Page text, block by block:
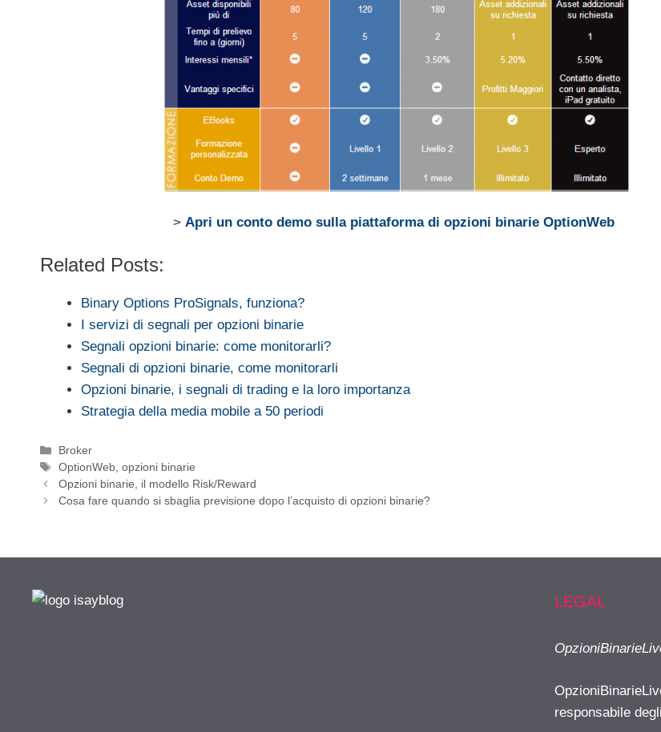
> Apri un conto demo sulla piattaforma di opzioni binarie OptionWeb
Related Posts:
Binary Options ProSignals, funziona?
I servizi di segnali per opzioni binarie
Segnali opzioni binarie: come monitorarli?
Segnali di opzioni binarie, come monitorarli
Opzioni binarie, i segnali di trading e la loro importanza
Strategia della media mobile a 50 periodi
Categorie
Broker
Tag
OptionWeb,opzioni binarie
Opzioni binarie, il modello Risk/Reward
Cosa fare quando si sbaglia previsione dopo l’acquisto di opzioni binarie?
LEGAL
responsabile